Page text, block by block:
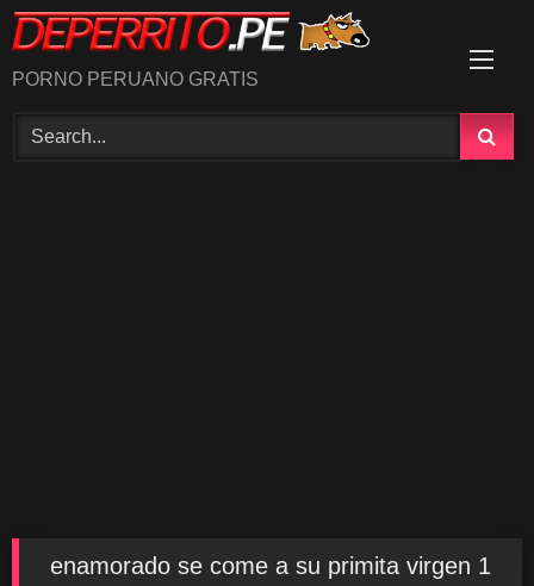
Skip
to
content
PORNO PERUANO GRATIS
enamorado se come a su primita virgen 1